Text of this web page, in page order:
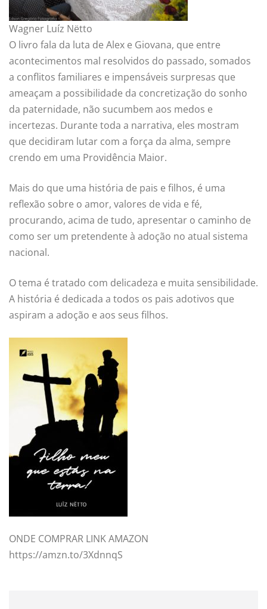
Wagner Luíz Nëtto
O livro fala da luta de Alex e Giovana, que entre
acontecimentos mal resolvidos do passado, somados
a conflitos familiares e impensáveis surpresas que
ameaçam a possibilidade da concretização do sonho
da paternidade, não sucumbem aos medos e
incertezas. Durante toda a narrativa, eles mostram
que decidiram lutar com a força da alma, sempre
crendo em uma Providência Maior.
Mais do que uma história de pais e filhos, é uma
reflexão sobre o amor, valores de vida e fé,
procurando, acima de tudo, apresentar o caminho de
como ser um pretendente à adoção no atual sistema
nacional.
O tema é tratado com delicadeza e muita sensibilidade.
A história é dedicada a todos os pais adotivos que
aspiram a adoção e aos seus filhos.
ONDE COMPRAR LINK AMAZON
https://amzn.to/3XdnnqS